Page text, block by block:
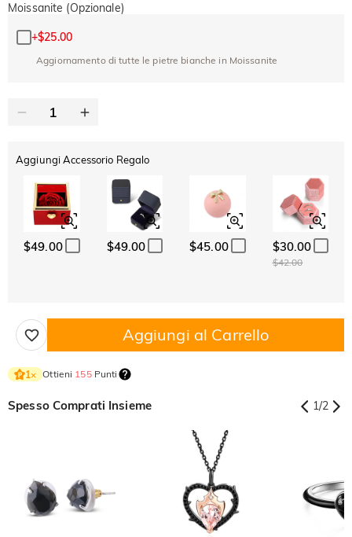
Moissanite (Opzionale)
+$25.00
Aggiornamento di tutte le pietre bianche in Moissanite
Aggiungi Accessorio Regalo
$49.00 $49.00 $45.00 $30.00
$42.00
Aggiungi al Carrello
1× Ottieni 155Punti
Spesso Comprati Insieme 1/2